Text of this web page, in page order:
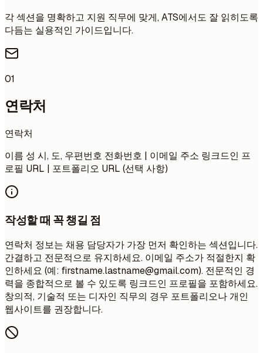
각 섹션을 명확하고 지원 직무에 맞게, ATS에서도 잘 읽히도록
다듬는 실용적인 가이드입니다.
01
연락처
연락처
이름 성 시, 도, 우편번호 전화번호 | 이메일 주소 링크드인 프
로필 URL | 포트폴리오 URL (선택 사항)
작성할 때 꼭 챙길 점
연락처 정보는 채용 담당자가 가장 먼저 확인하는 섹션입니다.
간결하고 전문적으로 유지하세요. 이메일 주소가 적절한지 확
인하세요 (예: firstname.lastname@gmail.com). 전문적인 경
력을 종합적으로 볼 수 있도록 링크드인 프로필을 포함하세요.
창의적, 기술적 또는 디자인 직무의 경우 포트폴리오나 개인
웹사이트를 권장합니다.